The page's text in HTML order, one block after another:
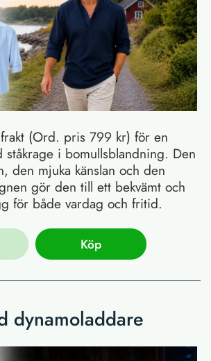
(Ord. pris 799 kr) för en
ståkrage i bomullsblandning. Den
den mjuka känslan och den
gör den till ett bekvämt och
för både vardag och fritid.
Köp
dynamoladdare